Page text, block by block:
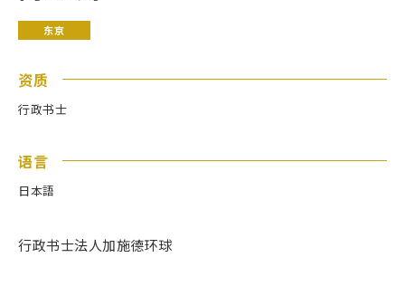
东京
资质
行政书士
语言
日本語
行政书士法人加施德环球